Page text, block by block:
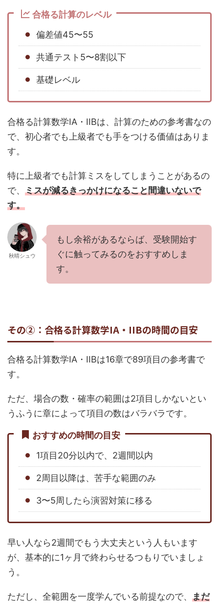
合格る計算のレベル
偏差値45〜55
共通テスト5〜8割以下
基礎レベル
合格る計算数学IA・IIBは、計算のための参考書なの
で、初心者でも上級者でも手をつける価値はありま
す。
特に上級者でも計算ミスをしてしまうことがあるの
で、 ミスが減るきっかけになること間違いないで
す。
秋晴シュウ
もし余裕があるならば、受験開始す
ぐに触ってみるのをおすすめしま
す。
その②：合格る計算数学IA・IIBの時間の目安
合格る計算数学IA・IIBは16章で89項目の参考書で
す。
ただ、場合の数・確率の範囲は2項目しかないとい
うふうに章によって項目の数はバラバラです。
おすすめの時間の目安
1項目20分以内で、2週間以内
2周目以降は、苦手な範囲のみ
3〜5周したら演習対策に移る
早い人なら2週間でもう大丈夫という人もいます
が、基本的に1ヶ月で終わらせるつもりでいましょ
う。
ただし、全範囲を一度学んでいる前提なので、 まだ